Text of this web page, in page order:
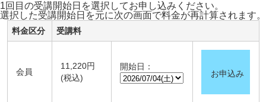
1回目の受講開始日を選択してお申し込みください。
選択した受講開始日を元に次の画面で料金が再計算されます。
料金区分 受講料
会員
11,220円
(税込)
開始日：
お申込み